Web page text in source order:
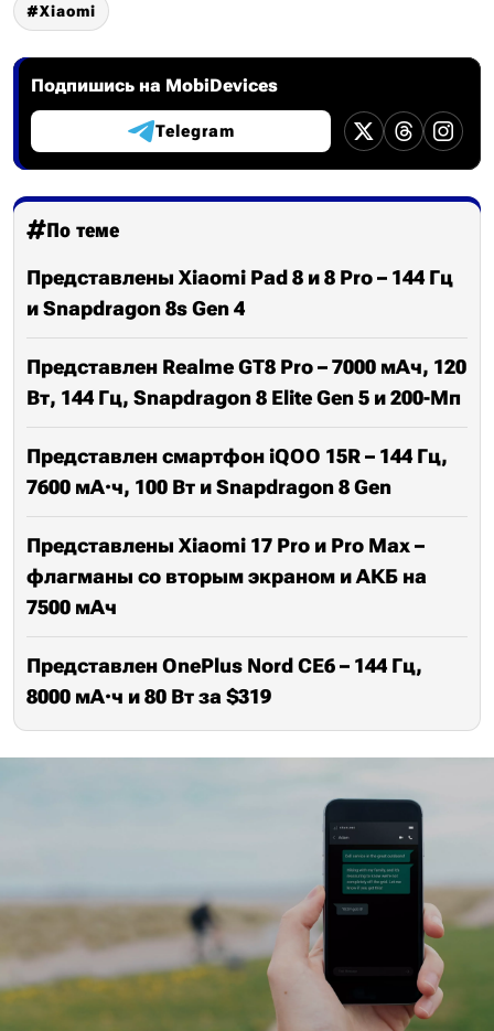
Xiaomi
Подпишись на MobiDevices
Telegram
По теме
Представлены Xiaomi Pad 8 и 8 Pro – 144 Гц
и Snapdragon 8s Gen 4
Представлен Realme GT8 Pro – 7000 мАч, 120
Вт, 144 Гц, Snapdragon 8 Elite Gen 5 и 200-Мп
Представлен смартфон iQOO 15R – 144 Гц,
7600 мА·ч, 100 Вт и Snapdragon 8 Gen
Представлены Xiaomi 17 Pro и Pro Max –
флагманы со вторым экраном и АКБ на
7500 мАч
Представлен OnePlus Nord CE6 – 144 Гц,
8000 мА·ч и 80 Вт за $319